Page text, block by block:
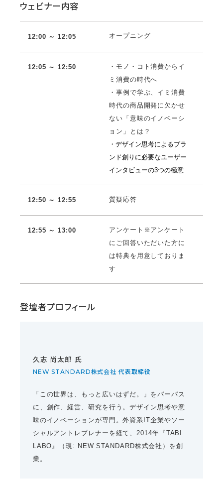
ウェビナー内容
12:00 ～ 12:05 オープニング
12:05 ～ 12:50
・モノ・コト消費からイ
ミ消費の時代へ
・事例で学ぶ、イミ消費
時代の商品開発に欠かせ
ない「意味のイノベーシ
ョン」とは？
・デザイン思考によるブラ
ンド創りに必要なユーザー
インタビューの3つの極意
12:50 ～ 12:55 質疑応答
12:55 ～ 13:00
アンケート※アンケート
にご回答いただいた方に
は特典を用意しておりま
す
登壇者プロフィール
久志 尚太郎 氏
NEW STANDARD株式会社 代表取締役
「この世界は、もっと広いはずだ。」をパーパス
に、創作、経営、研究を行う。デザイン思考や意
味のイノベーションが専門。外資系IT企業やソー
シャルアントレプレナーを経て、2014年『TABI
LABO』（現: NEW STANDARD株式会社）を創
業。